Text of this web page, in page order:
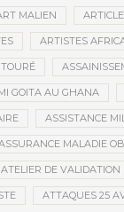
MALIEN
ARTISTES
GOITA AU GHANA
ASSISTANCE
MALADIE
ATELIER DE VALIDATION
ATTAQUES 25